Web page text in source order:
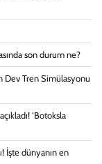
son durum ne?
Dev Tren Simülasyonu
‘Botoksla
İşte dünyanın en